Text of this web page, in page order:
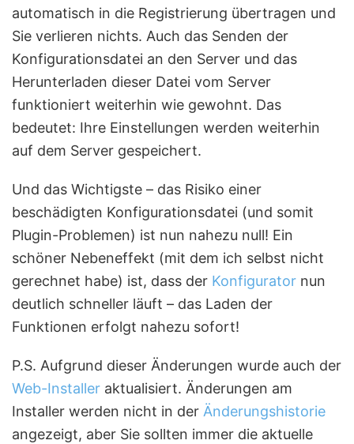
automatisch in die Registrierung übertragen und
Sie verlieren nichts. Auch das Senden der
Konfigurationsdatei an den Server und das
Herunterladen dieser Datei vom Server
funktioniert weiterhin wie gewohnt. Das
bedeutet: Ihre Einstellungen werden weiterhin
auf dem Server gespeichert.
Und das Wichtigste – das Risiko einer
beschädigten Konfigurationsdatei (und somit
Plugin-Problemen) ist nun nahezu null! Ein
schöner Nebeneffekt (mit dem ich selbst nicht
gerechnet habe) ist, dass der Konfigurator nun
deutlich schneller läuft – das Laden der
Funktionen erfolgt nahezu sofort!
P.S. Aufgrund dieser Änderungen wurde auch der
Web-Installer aktualisiert. Änderungen am
Installer werden nicht in der Änderungshistorie
angezeigt, aber Sie sollten immer die aktuelle